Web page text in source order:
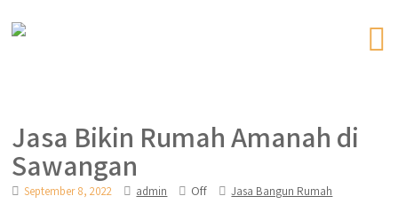
Jasa Bikin Rumah Amanah di
Sawangan
September 8, 2022 admin Off Jasa Bangun Rumah